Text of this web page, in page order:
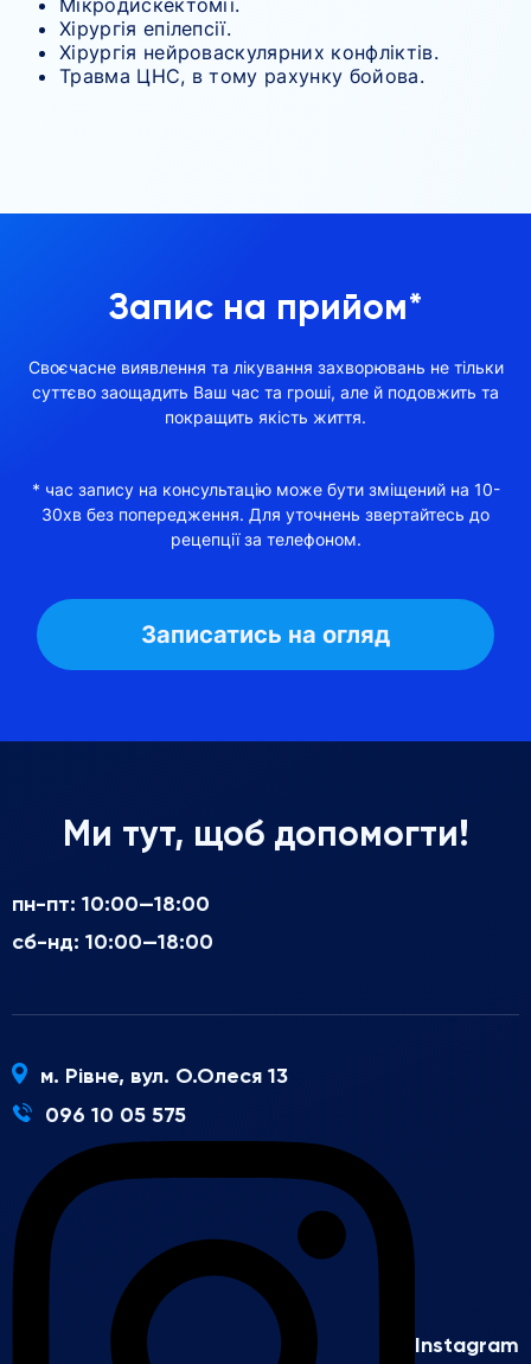
Хірургія епілепсії.
Хірургія нейроваскулярних конфліктів.
Травма ЦНС, в тому рахунку бойова.
Запис на прийом*
Своєчасне виявлення та лікування захворювань не тільки
суттєво заощадить Ваш час та гроші, але й подовжить та
покращить якість життя.
* час запису на консультацію може бути зміщений на 10-
30хв без попередження. Для уточнень звертайтесь до
рецепції за телефоном.
Ми тут, щоб допомогти!
пн-пт: 10:00—18:00
сб-нд: 10:00—18:00
м. Рівне, вул. О.Олеся 13
096 10 05 575
Instagram